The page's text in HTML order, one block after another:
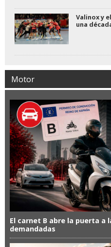
Valinox y
una
Motor
El carnet B abre la puerta a
demandadas